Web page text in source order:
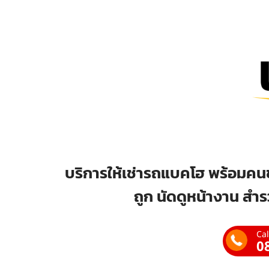
บริการให้เช่ารถแบคโฮ พร้อมค
ถูก นัดดูหน้างาน สำ